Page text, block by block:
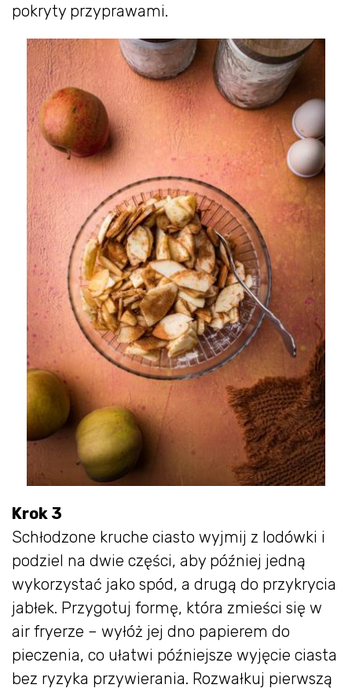
pokryty przyprawami.
Krok 3
Schłodzone kruche ciasto wyjmij z lodówki i
podziel na dwie części, aby później jedną
wykorzystać jako spód, a drugą do przykrycia
jabłek. Przygotuj formę, która zmieści się w
air fryerze – wyłóż jej dno papierem do
pieczenia, co ułatwi późniejsze wyjęcie ciasta
bez ryzyka przywierania. Rozwałkuj pierwszą